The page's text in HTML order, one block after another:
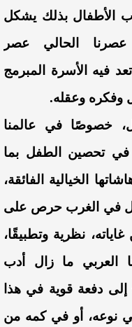
الأطفال بذلك يشكل
الحالي عصر
فيه الأسرة المبرمج
وفكره وعقله.
خصوصًا في عالمنا
في تحصين الطفل بما
الخيالية الفائقة،
في الغرب حرص على
نظرية وتطبيقًا،
العربي ما زال أدب
دفعة قوية في هذا
نوعه، أو في كمه من